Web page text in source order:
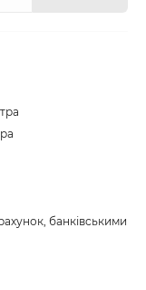
банківськими